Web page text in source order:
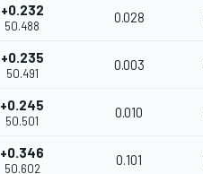
+0.232
50.488
0.028
+0.235
50.491
0.003
+0.245
50.501
0.010
+0.346
50.602
0.101